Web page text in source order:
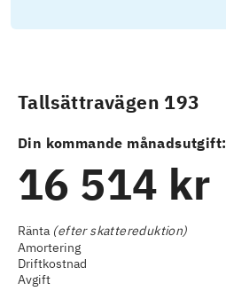
Tallsättravägen 193
Din kommande månadsutgift:
16 514 kr
Ränta (efter skattereduktion)
Amortering
Driftkostnad
Avgift